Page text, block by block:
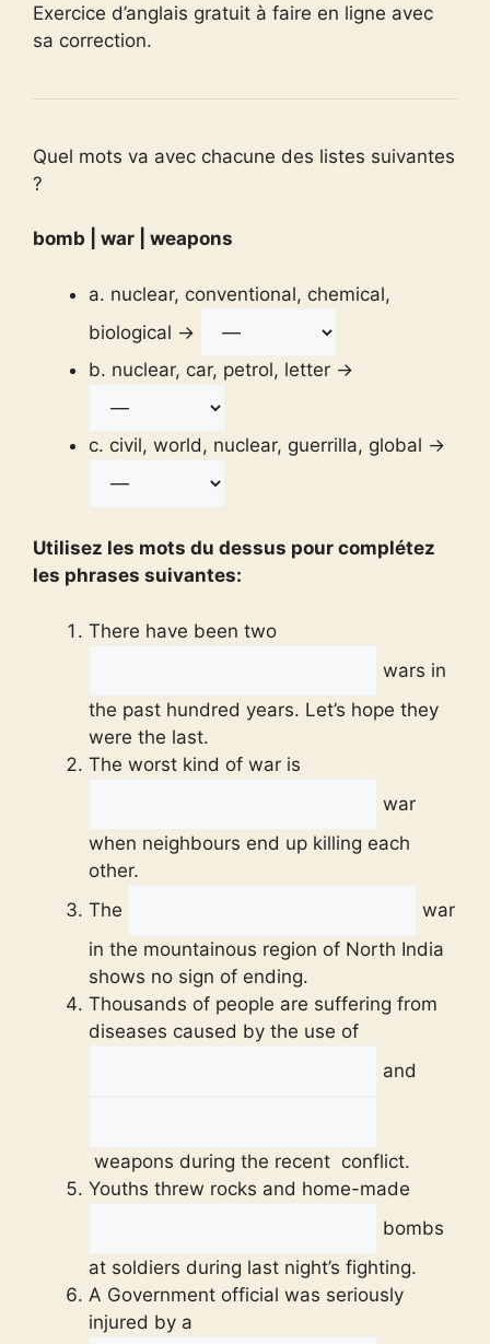
Exercice d’anglais gratuit à faire en ligne avec
sa correction.
Quel mots va avec chacune des listes suivantes
?
bomb | war | weapons
a. nuclear, conventional, chemical,
biological →
b. nuclear, car, petrol, letter →
c. civil, world, nuclear, guerrilla, global →
Utilisez les mots du dessus pour complétez
les phrases suivantes:
There have been two
wars in
the past hundred years. Let’s hope they
were the last.
The worst kind of war is
war
when neighbours end up killing each
other.
The
war
in the mountainous region of North India
shows no sign of ending.
Thousands of people are suffering from
diseases caused by the use of
and
weapons during the recent conflict.
Youths threw rocks and home-made
bombs
at soldiers during last night’s fighting.
A Government official was seriously
injured by a